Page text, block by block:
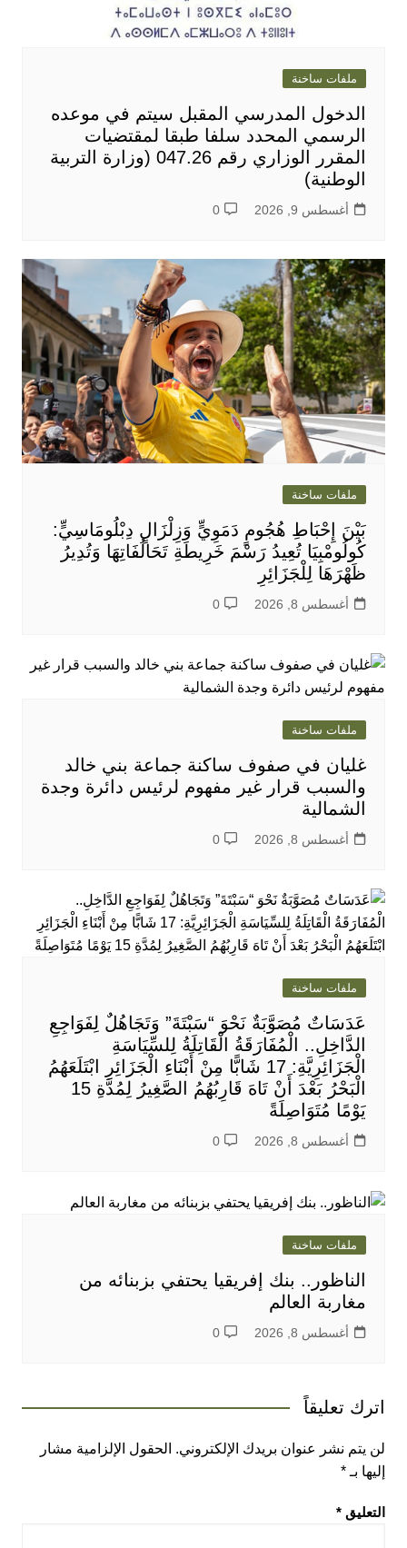
ملفات ساخنة
الدخول المدرسي المقبل سیتم في موعده
الرسمي المحدد سلفا طبقا لمقتضیات
المقرر الوزاري رقم 047.26 (وزارة التربية
الوطنية)
أغسطس 9, 2026 0
ملفات ساخنة
بَيْنَ إِحْبَاطِ هُجُومٍ دَمَوِيٍّ وَزِلْزَالٍ دِبْلُومَاسِيٍّ:
كُولُومْبِيَا تُعِيدُ رَسْمَ خَرِيطَةِ تَحَالُفَاتِهَا وَتُدِيرُ
ظَهْرَهَا لِلْجَزَائِرِ
أغسطس 8, 2026 0
ملفات ساخنة
غليان في صفوف ساكنة جماعة بني خالد
والسبب قرار غير مفهوم لرئيس دائرة وجدة
الشمالية
أغسطس 8, 2026 0
ملفات ساخنة
عَدَسَاتٌ مُصَوَّبَةٌ نَحْوَ “سَبْتَةَ” وَتَجَاهُلٌ لِفَوَاجِعِ
الدَّاخِلِ.. الْمُفَارَقَةُ الْقَاتِلَةُ لِلسِّيَاسَةِ
الْجَزَائِرِيَّةِ: 17 شَابًّا مِنْ أَبْنَاءِ الْجَزَائِرِ ابْتَلَعَهُمُ
الْبَحْرُ بَعْدَ أَنْ تَاهَ قَارِبُهُمُ الصَّغِيرُ لِمُدَّةِ 15
يَوْمًا مُتَوَاصِلَةً
أغسطس 8, 2026 0
ملفات ساخنة
الناظور.. بنك إفريقيا يحتفي بزبنائه من
مغاربة العالم
أغسطس 8, 2026 0
اترك تعليقاً
لن يتم نشر عنوان بريدك الإلكتروني. الحقول الإلزامية مشار
إليها بـ *
التعليق *